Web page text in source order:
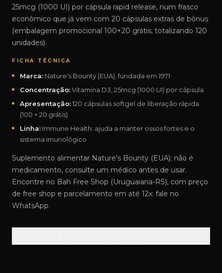
25mcg (1000 UI) por cápsula rapid release, num frasco
econômico que já vem com 20 cápsulas extras de bônus
(embalagem promocional 100+20 grátis, totalizando 120
unidades).
FICHA TÉCNICA
Marca: Nature's Bounty (EUA), fundada em 1971
Concentração:Vitamina D3, 25mcg (1000 UI) por cápsula
Apresentação:120 cápsulas softgel de liberação rápida
(100 + 20 grátis)
Linha: Immune Health: ajuda a manter ossos fortes e o
sistema imunológico
Suplemento alimentar Nature's Bounty (EUA); não é
medicamento, consulte um médico antes de usar.
Encontre no Bah Free Shop (Uruguaiana-RS), com preço
de free shop e parcelamento em até 12x: fale no
WhatsApp.